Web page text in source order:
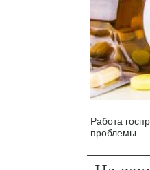
Работа
проблемы.